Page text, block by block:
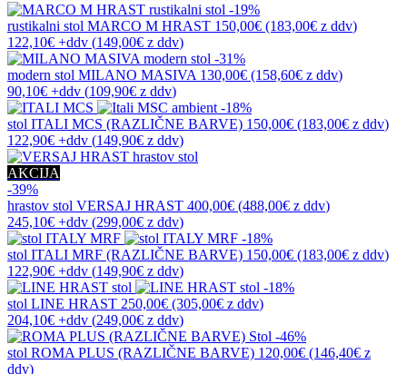
-19%
rustikalni stol MARCO M HRAST 150,00€ (183,00€ z ddv)
122,10€ +ddv (149,00€ z ddv)
-31%
modern stol MILANO MASIVA 130,00€ (158,60€ z ddv)
90,10€ +ddv (109,90€ z ddv)
-18%
stol ITALI MCS (RAZLIČNE BARVE) 150,00€ (183,00€ z ddv)
122,90€ +ddv (149,90€ z ddv)
AKCIJA
-39%
hrastov stol VERSAJ HRAST 400,00€ (488,00€ z ddv)
245,10€ +ddv (299,00€ z ddv)
-18%
stol ITALI MRF (RAZLIČNE BARVE) 150,00€ (183,00€ z ddv)
122,90€ +ddv (149,90€ z ddv)
-18%
stol LINE HRAST 250,00€ (305,00€ z ddv)
204,10€ +ddv (249,00€ z ddv)
-46%
stol ROMA PLUS (RAZLIČNE BARVE) 120,00€ (146,40€ z
ddv)